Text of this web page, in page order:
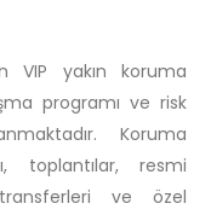
VIP yakın koruma
programı ve risk
Koruma
toplantılar, resmi
ve özel